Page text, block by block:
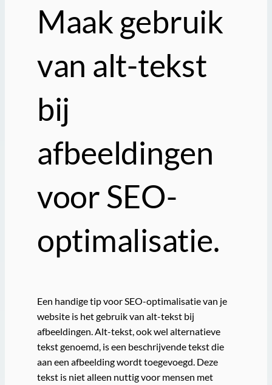
Maak gebruik
van alt-tekst
bij
afbeeldingen
voor SEO-
optimalisatie.
Een handige tip voor SEO-optimalisatie van je
website is het gebruik van alt-tekst bij
afbeeldingen. Alt-tekst, ook wel alternatieve
tekst genoemd, is een beschrijvende tekst die
aan een afbeelding wordt toegevoegd. Deze
tekst is niet alleen nuttig voor mensen met